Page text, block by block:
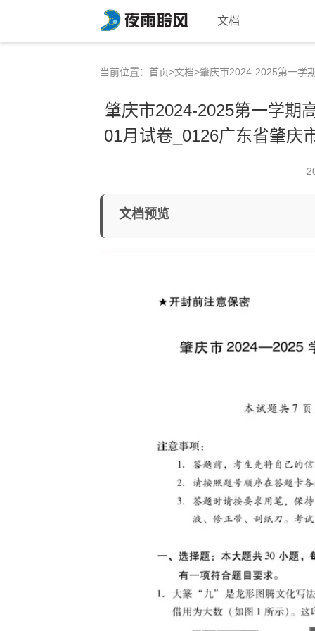
文档
当前位置： 首页>文档>肇庆市2024-2025第一学
肇庆市2024-2025第一学期
01月试卷_0126广东省肇庆
文档预览